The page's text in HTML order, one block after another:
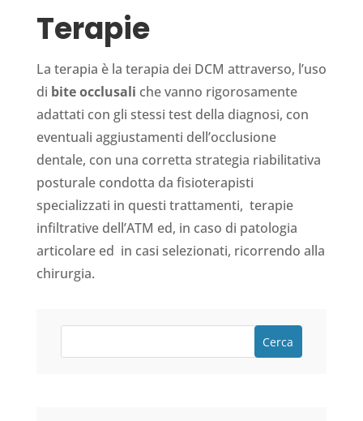
Terapie
La terapia è la terapia dei DCM attraverso, l’uso
di bite occlusali che vanno rigorosamente
adattati con gli stessi test della diagnosi, con
eventuali aggiustamenti dell’occlusione
dentale, con una corretta strategia riabilitativa
posturale condotta da fisioterapisti
specializzati in questi trattamenti, terapie
infiltrative dell’ATM ed, in caso di patologia
articolare ed in casi selezionati, ricorrendo alla
chirurgia.
Cerca